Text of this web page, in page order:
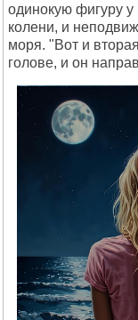
одинокую фигуру
колени, и
моря. "Вот и
голове, и он